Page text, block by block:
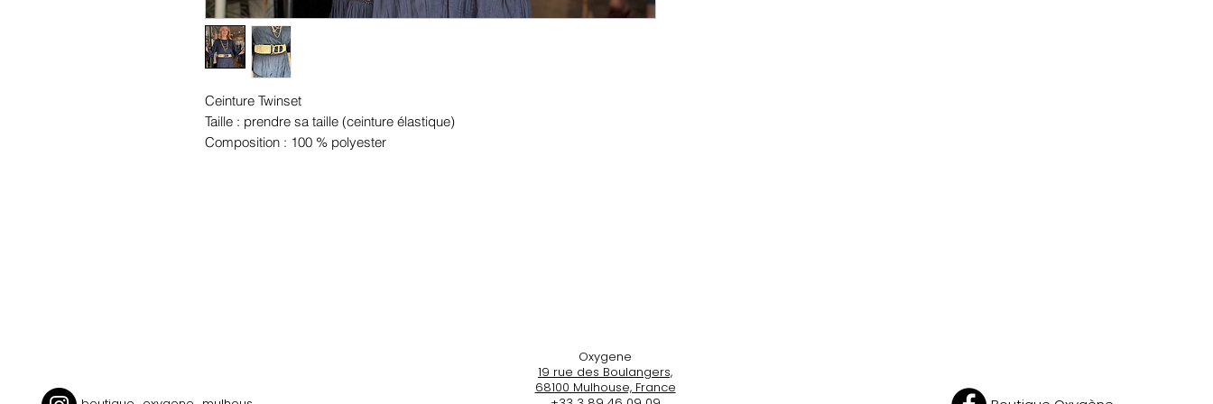
Ceinture Twinset
Taille : prendre sa taille (ceinture élastique)
Composition : 100 % polyester
Oxygene
19 rue des Boulangers,
68100 Mulhouse, France